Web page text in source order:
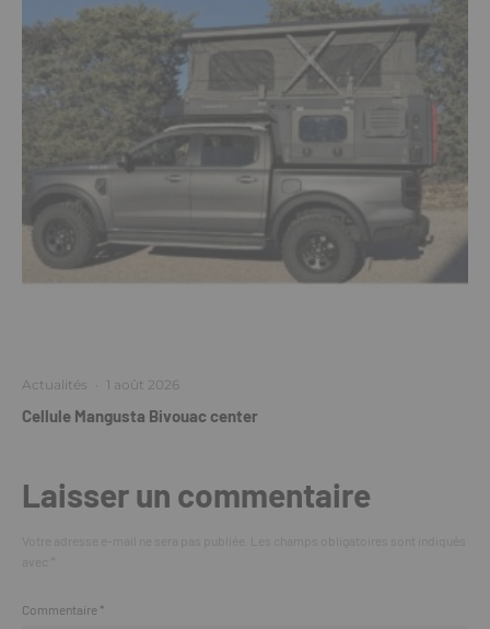
Actualités · 1 août 2026
Cellule Mangusta Bivouac center
Laisser un commentaire
Commentaire *